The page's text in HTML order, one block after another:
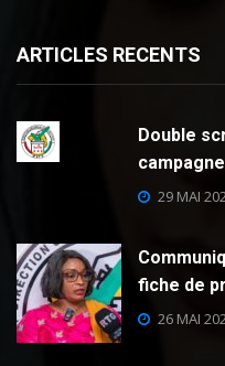
ARTICLES RECENTS
Double
29 MAI
fiche de
26 MAI